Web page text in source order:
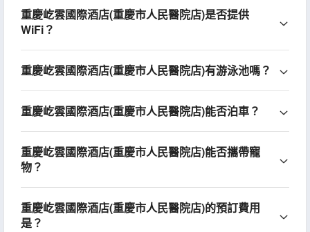
重慶屹雲國際酒店(重慶市人民醫院店)是否提供
WiFi？
重慶屹雲國際酒店(重慶市人民醫院店)有游泳池嗎？
重慶屹雲國際酒店(重慶市人民醫院店)能否泊車？
重慶屹雲國際酒店(重慶市人民醫院店)能否攜帶寵
物？
重慶屹雲國際酒店(重慶市人民醫院店)的預訂費用
是？